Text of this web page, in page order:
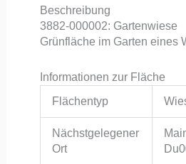
Beschreibung
3882-000002: Gartenwiese
Grünfläche im Garten eines
Informationen zur Fläche
Flächentyp
Nächstgelegener
Ort